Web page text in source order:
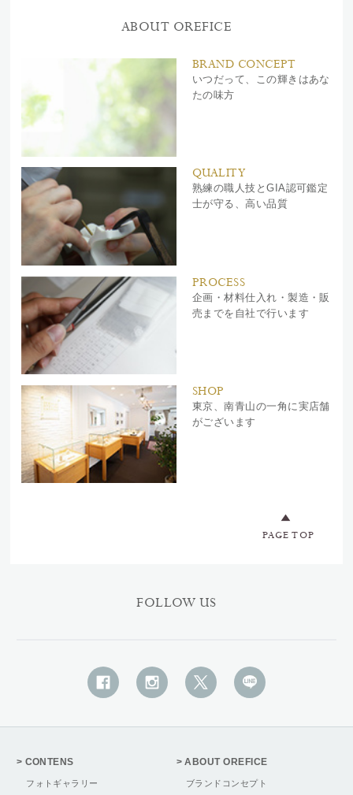
ABOUT OREFICE
BRAND CONCEPT
いつだって、この輝きはあな
たの味方
QUALITY
熟練の職人技とGIA認可鑑定
士が守る、高い品質
PROCESS
企画・材料仕入れ・製造・販
売までを自社で行います
SHOP
東京、南青山の一角に実店舗
がございます
PAGE TOP
CONTENS
フォトギャラリー
ABOUT OREFICE
ブランドコンセプト
FOLLOW US